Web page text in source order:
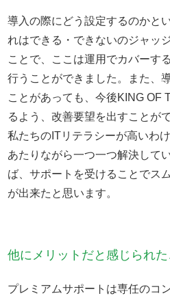
導入の際にどう設定するのかと
れはできる・できないのジャッ
ことで、ここは運用でカバーす
行うことができました。また、
ことがあっても、今後KING OF
るよう、改善要望を出すことが
私たちのITリテラシーが高いわ
あたりながら一つ一つ解決して
ば、サポートを受けることでス
が出来たと思います。
他にメリットだと感じられた
プレミアムサポートは専任のコ